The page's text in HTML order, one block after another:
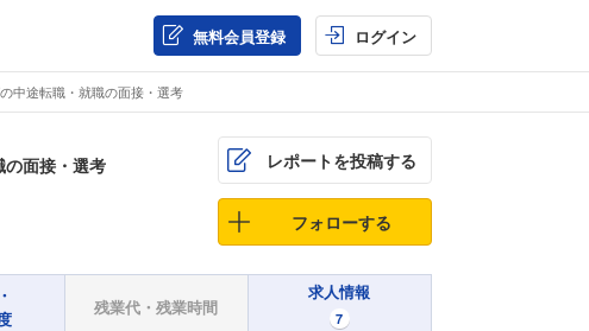
無料会員登録 ログイン
中途転職・就職の面接・選考
面接・選考 レポートを投稿する
フォローする
残業代・残業時間
求人情報
7